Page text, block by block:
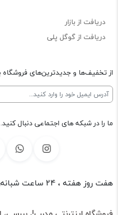
دریافت از بازار
دریافت از گوگل پلی
از تخفیف‌ها و جدیدترین‌های فروشگاه
ما را در شبکه های اجتماعی دنبال کنید.
هفت روز هفته ، 24 ساعت شبانه‌روز پاسخگوی شما هستیم.